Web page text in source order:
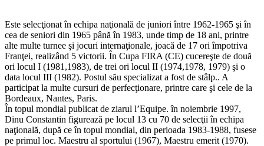
Este selecţionat în echipa naţională de juniori între 1962-1965 şi în
cea de seniori din 1965 până în 1983, unde timp de 18 ani, printre
alte multe turnee şi jocuri internaţionale, joacă de 17 ori împotriva
Franţei, realizând 5 victorii. În Cupa FIRA (CE) cucereşte de două
ori locul I (1981,1983), de trei ori locul II (1974,1978, 1979) şi o
data locul III (1982). Postul său specializat a fost de stâlp.. A
participat la multe cursuri de perfecţionare, printre care şi cele de la
Bordeaux, Nantes, Paris.
În topul mondial publicat de ziarul l’Equipe. în noiembrie 1997,
Dinu Constantin figurează pe locul 13 cu 70 de selecţii în echipa
naţională, după ce în topul mondial, din perioada 1983-1988, fusese
pe primul loc. Maestru al sportului (1967), Maestru emerit (1970).